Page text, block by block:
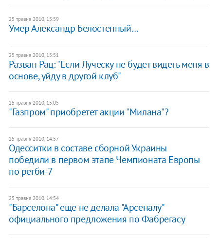
25 травня 2010, 15:59
Умер Александр Белостенный…
25 травня 2010, 15:51
Разван Рац: "Если Луческу не будет видеть меня в
основе, уйду в другой клуб"
25 травня 2010, 15:05
"Газпром" приобретет акции "Милана"?
25 травня 2010, 14:57
Одесситки в составе сборной Украины
победили в первом этапе Чемпионата Европы
по регби-7
25 травня 2010, 14:54
"Барселона" еще не делала "Арсеналу"
официального предложения по Фабрегасу